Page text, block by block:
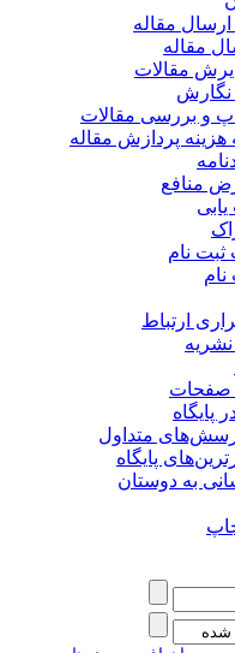
ارسال مقاله
مقاله
مقالات
نگارش
و بررسی مقالات
هزینه پردازش مقاله
منافع
ثبت نام
ارتباط
صفحات
پایگاه
متداول
پایگاه
به دوستان